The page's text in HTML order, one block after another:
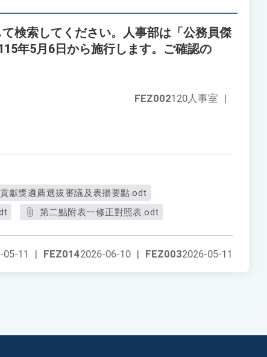
検索してください。人事部は「公務員傑
年5月6日から施行します。ご確認の
FEZ002120人事室 |
獻獎遴薦選拔審議及表揚要點.odt
第二點附表一修正對照表.odt
FEZ0032026-05-11
FEZ0142026-06-10 |
05-11 |